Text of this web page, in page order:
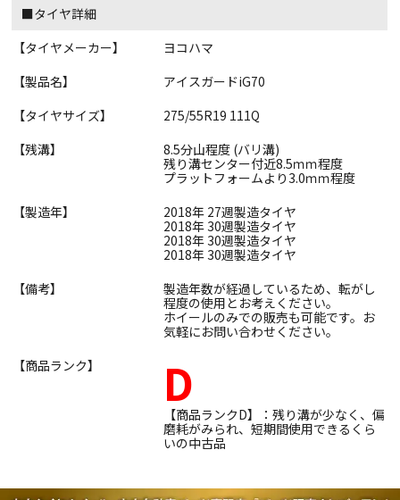
■タイヤ詳細
【タイヤメーカー】
ヨコハマ
【製品名】
アイスガードiG70
【タイヤサイズ】
275/55R19 111Q
【残溝】
8.5分山程度 (バリ溝)
残り溝センター付近8.5ｍｍ程度
プラットフォームより3.0ｍｍ程度
【製造年】
2018年 27週製造タイヤ
2018年 30週製造タイヤ
2018年 30週製造タイヤ
2018年 30週製造タイヤ
【備考】
製造年数が経過しているため、転がし
程度の使用とお考えください。
ホイールのみでの販売も可能です。お
気軽にお問い合わせください。
【商品ランク】
D
【商品ランクD】：残り溝が少なく、偏
磨耗がみられ、短期間使用できるくら
いの中古品